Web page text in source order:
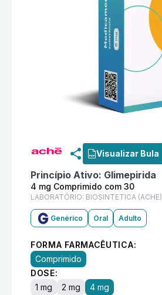
Visualizar Bula
Princípio Ativo: Glimepirida
4 mg Comprimido com 30
LABORATÓRIO: BIOSINTETICA (ACHE)
Genérico Oral Adulto
FORMA FARMACÊUTICA:
Comprimido
DOSE:
1 mg
2 mg
4 mg